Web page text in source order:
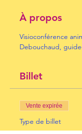
À propos
Visioconférence
Debouchaud,
Billet
Vente expirée
Type de billet